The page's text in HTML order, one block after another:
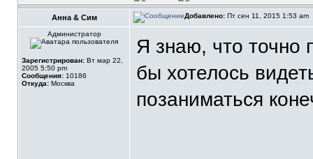
Анна & Сим Добавлено: Пт сен 11, 2015 1:53 am
Администратор
Зарегистрирован: Вт мар 22,
2005 5:50 pm
Сообщения: 10186
Откуда: Москва
Я знаю, что точно
бы хотелось
позаниматься